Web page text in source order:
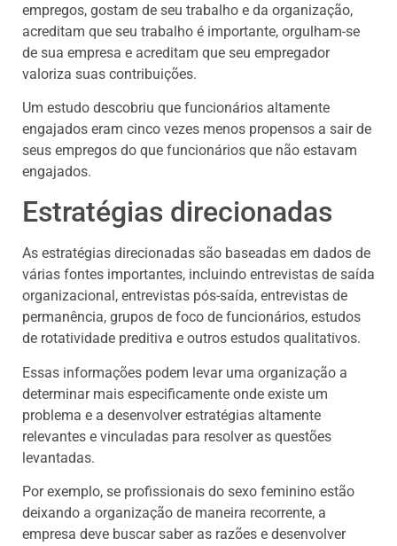
empregos, gostam de seu trabalho e da organização,
acreditam que seu trabalho é importante, orgulham-se
de sua empresa e acreditam que seu empregador
valoriza suas contribuições.
Um estudo descobriu que funcionários altamente
engajados eram cinco vezes menos propensos a sair de
seus empregos do que funcionários que não estavam
engajados.
Estratégias direcionadas
As estratégias direcionadas são baseadas em dados de
várias fontes importantes, incluindo entrevistas de saída
organizacional, entrevistas pós-saída, entrevistas de
permanência, grupos de foco de funcionários, estudos
de rotatividade preditiva e outros estudos qualitativos.
Essas informações podem levar uma organização a
determinar mais especificamente onde existe um
problema e a desenvolver estratégias altamente
relevantes e vinculadas para resolver as questões
levantadas.
Por exemplo, se profissionais do sexo feminino estão
deixando a organização de maneira recorrente, a
empresa deve buscar saber as razões e desenvolver